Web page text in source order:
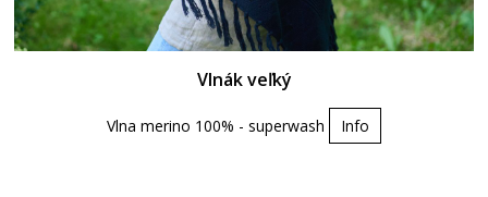
Vlnák veľký
Vlna merino 100% - superwash Info